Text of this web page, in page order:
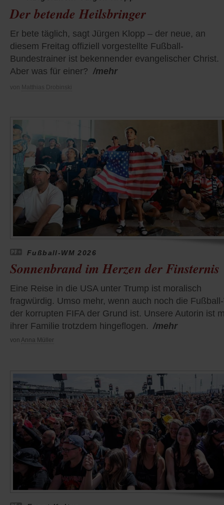
Der betende Heilsbringer
Er bete täglich, sagt Jürgen Klopp – der neue, an
diesem Freitag offiziell vorgestellte Fußball-
Bundestrainer ist bekennender evangelischer Christ.
Aber was für einer? /mehr
von Matthias Drobinski
Fußball-WM 2026
Sonnenbrand im Herzen der Finsternis
Eine Reise in die USA unter Trump ist moralisch
fragwürdig. Umso mehr, wenn auch noch die
der korrupten FIFA der Grund ist. Unsere Autorin ist
ihrer Familie trotzdem hingeflogen. /mehr
von Anna Müller